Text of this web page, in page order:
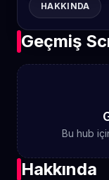
HAKKINDA
Geçmiş
Bu hub
Hakkında